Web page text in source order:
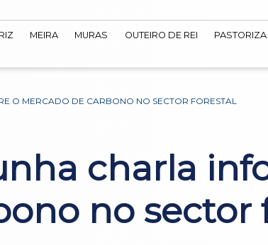
MEIRA MURAS OUTEIRO DE REI PASTORIZA
O MERCADO DE CARBONO NO SECTOR FORESTAL
charla
no sector